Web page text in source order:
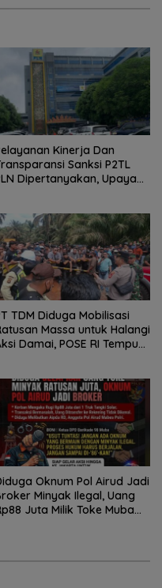
Kinerja Dan
Sanksi P2TL
Dipertanyakan, Upaya
TDM Diduga Mobilisasi
Massa untuk Halangi
Damai, POSE RI Tempuh
Oknum Pol Airud Jadi
Minyak Ilegal, Uang
Juta Milik Toke Muba